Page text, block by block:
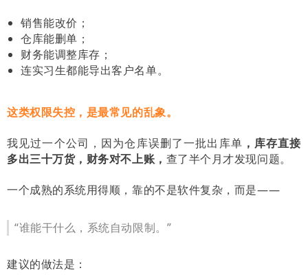
销售能改价；
仓库能删单；
财务能调整库存；
连实习生都能导出客户名单。
这类权限失控，是最常见的乱象。
我见过一个公司，因为仓库误删了一批出库单 ，库存直接
多出三十万货，财务对不上账， 查了半个月才发现问题。
一个成熟的系统用得顺，靠的不是软件复杂，而是——
“谁能干什么，系统自动限制。”
建议的做法是：